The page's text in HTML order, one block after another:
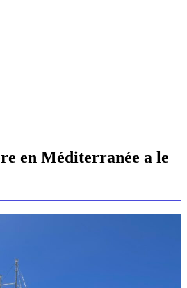
en Méditerranée a le